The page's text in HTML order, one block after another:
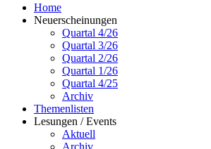
Home
Neuerscheinungen
Quartal 4/26
Quartal 3/26
Quartal 2/26
Quartal 1/26
Quartal 4/25
Archiv
Themenlisten
Lesungen / Events
Aktuell
Archiv